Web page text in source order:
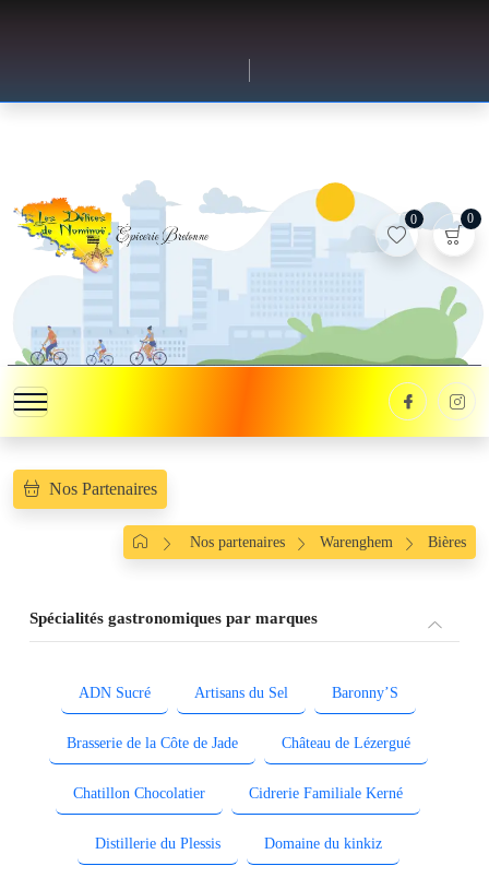
0 0
Nos Partenaires
Nos partenaires Warenghem Bières
Spécialités gastronomiques par marques
ADN Sucré Artisans du Sel Baronny’S
Brasserie de la Côte de Jade Château de Lézergué
Chatillon Chocolatier Cidrerie Familiale Kerné
Distillerie du Plessis Domaine du kinkiz